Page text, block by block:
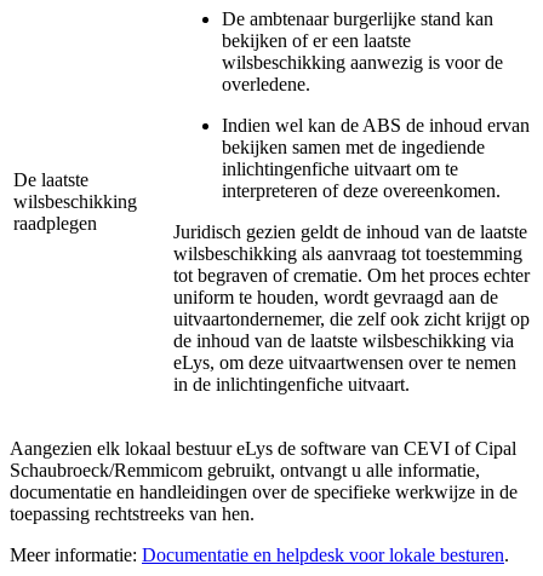
De laatste
wilsbeschikking
raadplegen
De ambtenaar burgerlijke stand kan
bekijken of er een laatste
wilsbeschikking aanwezig is voor de
overledene.
Indien wel kan de ABS de inhoud ervan
bekijken samen met de ingediende
inlichtingenfiche uitvaart om te
interpreteren of deze overeenkomen.
Juridisch gezien geldt de inhoud van de laatste
wilsbeschikking als aanvraag tot toestemming
tot begraven of crematie. Om het proces echter
uniform te houden, wordt gevraagd aan de
uitvaartondernemer, die zelf ook zicht krijgt op
de inhoud van de laatste wilsbeschikking via
eLys, om deze uitvaartwensen over te nemen
in de inlichtingenfiche uitvaart.
Aangezien elk lokaal bestuur eLys de software van CEVI of Cipal
Schaubroeck/Remmicom gebruikt, ontvangt u alle informatie,
documentatie en handleidingen over de specifieke werkwijze in de
toepassing rechtstreeks van hen.
Meer informatie: Documentatie en helpdesk voor lokale besturen.